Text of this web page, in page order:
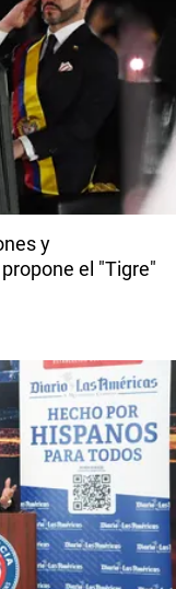
y
el "Tigre"